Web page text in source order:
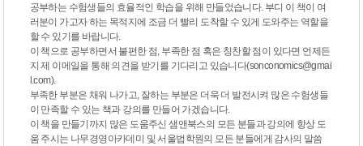
공부하는 수험생들의 효율적인 학습을 위해 만들었습니다. 부디 이 책이 여
러분이 가고자 하는 목적지에 조금 더 빨리 도착할 수 있게 도와주는 역할을
할 수 있기를 바랍니다.
이 책으로 공부하면서 불편한 점, 부족한 점 혹은 칭찬할 점이 있다면 언제든
지 제 이메일을 통해 의견을 받기를 기다리고 있습니다(sonconomics@gmai
l.com).
부족한 부분은 채워 나가고, 잘하는 부분은 더욱 더 발전시켜 많은 수험생들
이 만족할 수 있는 책과 강의를 만들어 가겠습니다.
이 책을 만들기까지 많은 도움주신 샘앤북스의 모든 분들과 강의에 항상 도
움 주시는 나무경영아카데미 및 서울법학원의 모든 분들에게 감사의 말씀